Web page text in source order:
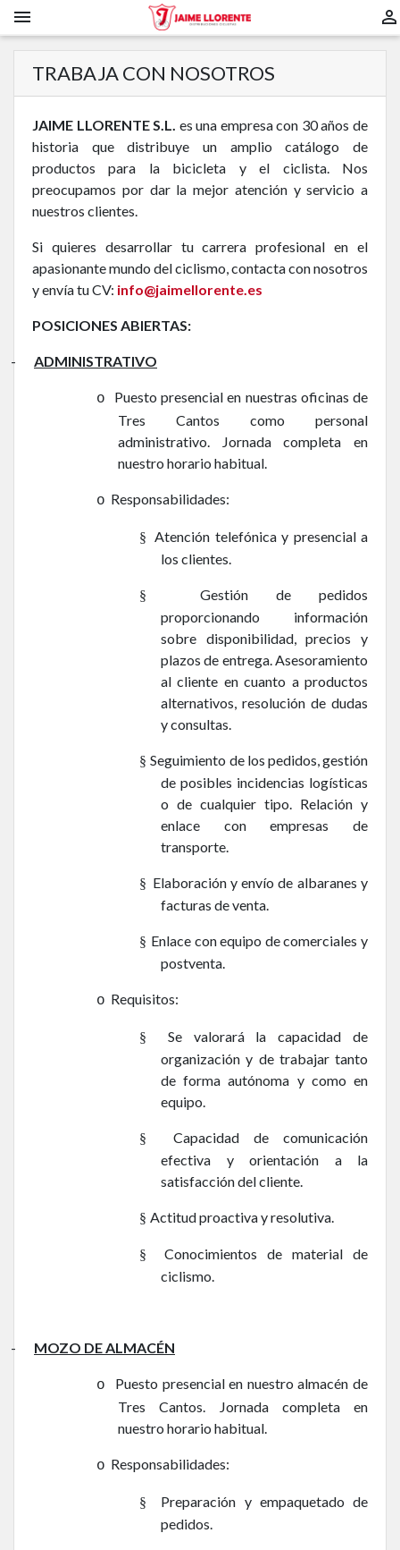
 
TRABAJA CON NOSOTROS
JAIME LLORENTE S.L. es una empresa con 30 años de
historia que distribuye un amplio catálogo de
productos para la bicicleta y el ciclista. Nos
preocupamos por dar la mejor atención y servicio a
nuestros clientes.
Si quieres desarrollar tu carrera profesional en el
apasionante mundo del ciclismo, contacta con nosotros
y envía tu CV: info@jaimellorente.es
POSICIONES ABIERTAS:
- ADMINISTRATIVO
o
Puesto presencial en nuestras oficinas de
Tres Cantos como personal
administrativo. Jornada completa en
nuestro horario habitual.
o Responsabilidades:
§ Atención telefónica y presencial a
los clientes.
§
Gestión de pedidos
proporcionando información
sobre disponibilidad, precios y
plazos de entrega. Asesoramiento
al cliente en cuanto a productos
alternativos, resolución de dudas
y consultas.
§ Seguimiento de los pedidos, gestión
de posibles incidencias logísticas
o de cualquier tipo. Relación y
enlace con empresas de
transporte.
§ Elaboración y envío de albaranes y
facturas de venta.
§ Enlace con equipo de comerciales y
postventa.
o Requisitos:
§
Se valorará la capacidad de
organización y de trabajar tanto
de forma autónoma y como en
equipo.
§
Capacidad de comunicación
efectiva y orientación a la
satisfacción del cliente.
§ Actitud proactiva y resolutiva.
§
Conocimientos de material de
ciclismo.
- MOZO DE ALMACÉN
o
Puesto presencial en nuestro almacén de
Tres Cantos. Jornada completa en
nuestro horario habitual.
o Responsabilidades:
§
Preparación y empaquetado de
pedidos.